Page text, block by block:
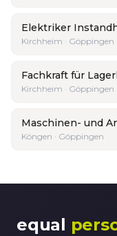
Elektriker
Kirchheim · Göppingen
Fachkraft für
Kirchheim · Göppingen
Maschinen- und
Köngen · Göppingen
equal